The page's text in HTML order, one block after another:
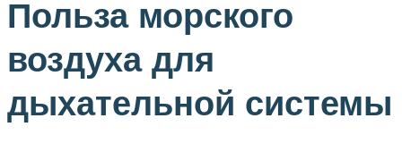
Польза морского
воздуха для
дыхательной системы